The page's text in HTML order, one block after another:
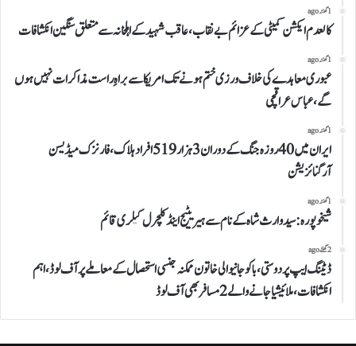
1 گھنٹہ ago
کالعدم ایکشن کمیٹی کے عزائم بے نقاب، عاقب شہید کے اہلخانہ سے متعلق سنگین انکشافات
1 گھنٹہ ago
عبوری معاہدے کی خلاف ورزی ختم ہونے تک امریکا سے براہِ راست مذاکرات نہیں ہوں
گے، عباس عراقچی
1 گھنٹہ ago
ایران میں 40 روزہ جنگ کے دوران 3 ہزار 519 افراد ہلاک، فارنزک میڈیسن
آرگنائزیشن
1 گھنٹہ ago
شیخوپورہ: سید وارث شاہ کے نام سے ہیریٹیج اینڈ کلچرل گیلری قائم
2 گھنٹے ago
ڈیٹنگ ایپ پر دوستی، باکو جانیوالی خاتون ممکنہ جنسی استحصال کے معاملے پر آف لوڈ، اہم
انکشافات، ملائیشیا جانے والے 2مسافر بھی آف لوڈ